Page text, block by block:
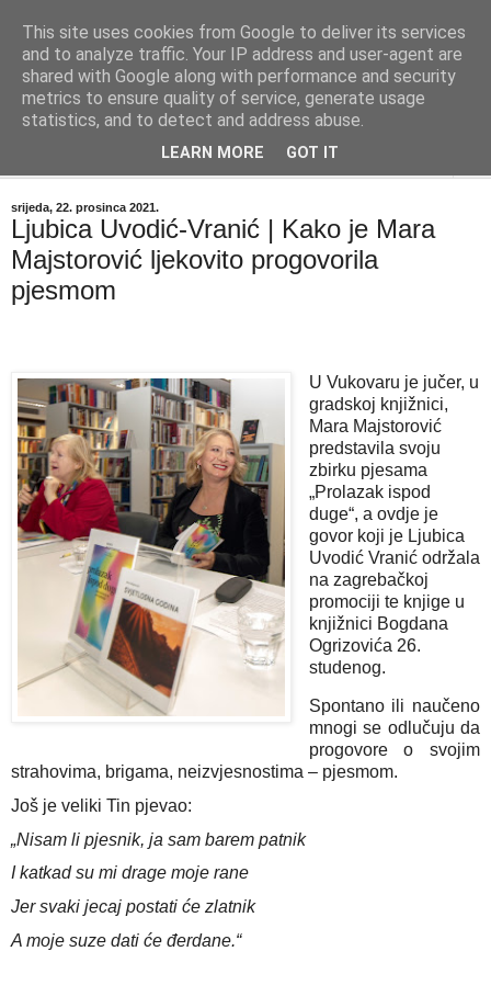
"Kvaka"
Časopis za književnost ISSN 2459-5632
srijeda, 22. prosinca 2021.
Ljubica Uvodić-Vranić | Kako je Mara
Majstorović ljekovito progovorila
pjesmom
U Vukovaru je jučer, u
gradskoj knjižnici,
Mara Majstorović
predstavila svoju
zbirku pjesama
„Prolazak ispod
duge“, a ovdje je
govor koji je Ljubica
Uvodić Vranić održala
na zagrebačkoj
promociji te knjige u
knjižnici Bogdana
Ogrizovića 26.
studenog.
Spontano ili naučeno
mnogi se odlučuju da
progovore o svojim
strahovima, brigama, neizvjesnostima – pjesmom.
Još je veliki Tin pjevao:
„Nisam li pjesnik, ja sam barem patnik
I katkad su mi drage moje rane
Jer svaki jecaj postati će zlatnik
A moje suze dati će đerdane.“
This site uses cookies from Google to deliver its services
and to analyze traffic. Your IP address and user-agent are
shared with Google along with performance and security
metrics to ensure quality of service, generate usage
statistics, and to detect and address abuse.
LEARN MORE GOT IT